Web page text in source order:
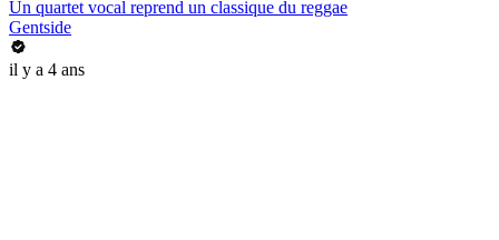
Un quartet vocal reprend un classique du reggae
Gentside
il y a 4 ans